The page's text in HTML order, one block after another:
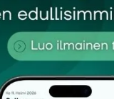
ei julkaista.
*
*